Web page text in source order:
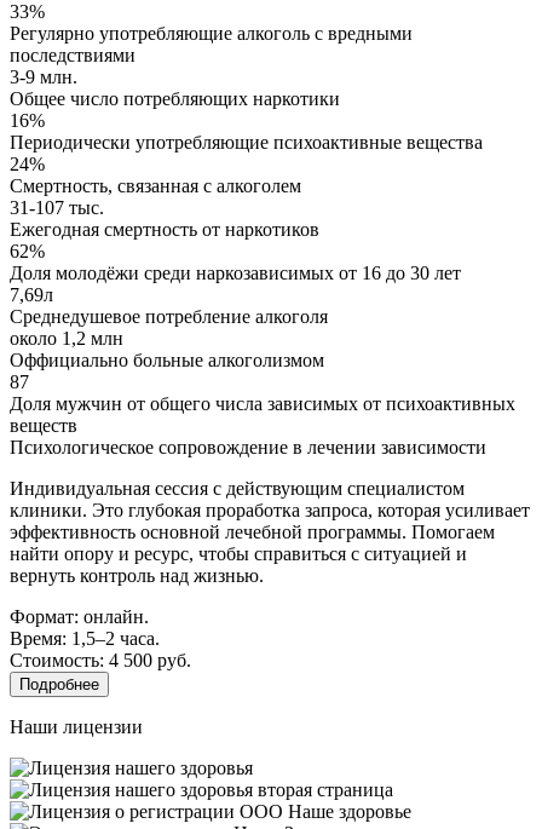
33%
Регулярно употребляющие алкоголь с вредными
последствиями
3-9 млн.
Общее число потребляющих наркотики
16%
Периодически употребляющие психоактивные вещества
24%
Смертность, связанная с алкоголем
31-107 тыс.
Ежегодная смертность от наркотиков
62%
Доля молодёжи среди наркозависимых от 16 до 30 лет
7,69л
Среднедушевое потребление алкоголя
около 1,2 млн
Оффициально больные алкоголизмом
87
Доля мужчин от общего числа зависимых от психоактивных
веществ
Психологическое сопровождение в лечении зависимости
Индивидуальная сессия с действующим специалистом
клиники. Это глубокая проработка запроса, которая усиливает
эффективность основной лечебной программы. Помогаем
найти опору и ресурс, чтобы справиться с ситуацией и
вернуть контроль над жизнью.
Формат: онлайн.
Время: 1,5–2 часа.
Стоимость: 4 500 руб.
Подробнее
Наши лицензии